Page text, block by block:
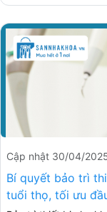
vượt trội trong việc
khám phá những
bài viết dưới đây.
Cập nhật 30/04/
Bí quyết bảo trì
tuổi thọ, tối ưu